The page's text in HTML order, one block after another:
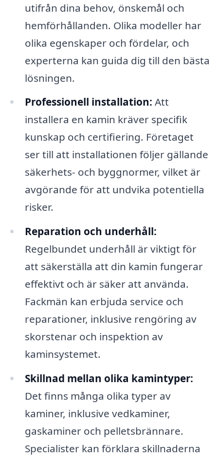
utifrån dina behov, önskemål och
hemförhållanden. Olika modeller har
olika egenskaper och fördelar, och
experterna kan guida dig till den bästa
lösningen.
Professionell installation: Att
installera en kamin kräver specifik
kunskap och certifiering. Företaget
ser till att installationen följer gällande
säkerhets- och byggnormer, vilket är
avgörande för att undvika potentiella
risker.
Reparation och underhåll:
Regelbundet underhåll är viktigt för
att säkerställa att din kamin fungerar
effektivt och är säker att använda.
Fackmän kan erbjuda service och
reparationer, inklusive rengöring av
skorstenar och inspektion av
kaminsystemet.
Skillnad mellan olika kamintyper:
Det finns många olika typer av
kaminer, inklusive vedkaminer,
gaskaminer och pelletsbrännare.
Specialister kan förklara skillnaderna